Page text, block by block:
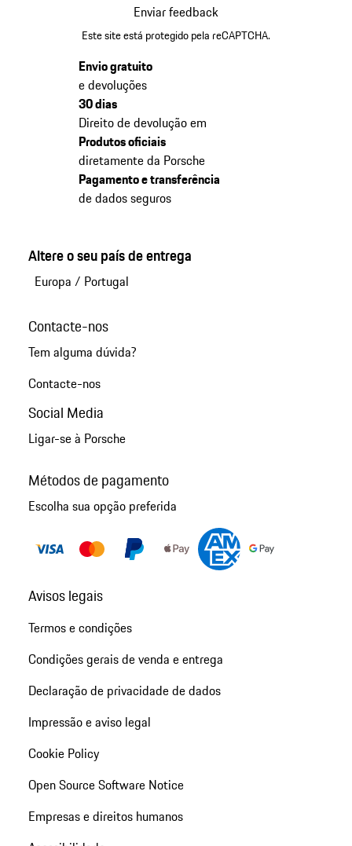
Enviar feedback
Este site está protegido pela reCAPTCHA.
Envio gratuito
e devoluções
30 dias
Direito de devolução em
Produtos oficiais
diretamente da Porsche
Pagamento e transferência
de dados seguros
Altere o seu país de entrega
Europa / Portugal
Contacte-nos
Tem alguma dúvida?
Contacte-nos
Social Media
Ligar-se à Porsche
Métodos de pagamento
Escolha sua opção preferida
Avisos legais
Termos e condições
Condições gerais de venda e entrega
Declaração de privacidade de dados
Impressão e aviso legal
Cookie Policy
Open Source Software Notice
Empresas e direitos humanos